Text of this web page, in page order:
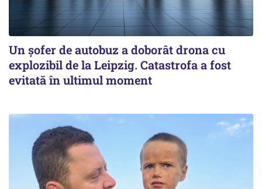
Un șofer de autobuz a doborât drona cu
explozibil de la Leipzig. Catastrofa a fost
evitată în ultimul moment